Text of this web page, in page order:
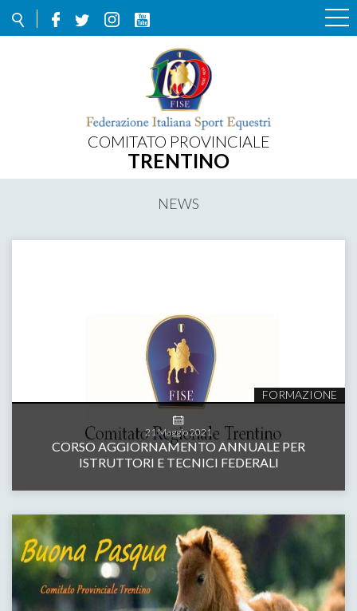
COMITATO PROVINCIALE
TRENTINO
NEWS
FORMAZIONE
21 Maggio2021
CORSO AGGIORNAMENTO ANNUALE PER
ISTRUTTORI E TECNICI FEDERALI